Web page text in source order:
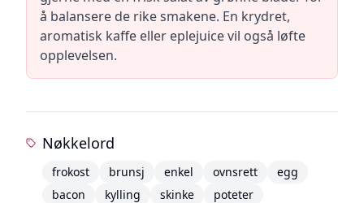
å balansere de rike smakene. En krydret,
aromatisk kaffe eller eplejuice vil også løfte
opplevelsen.
Nøkkelord
frokost brunsj enkel ovnsrett
egg
bacon
kylling skinke poteter